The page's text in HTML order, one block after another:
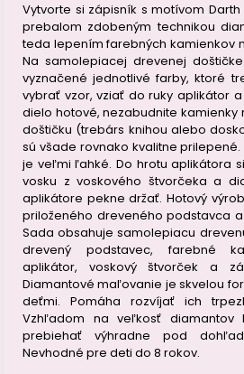
Vytvorte si zápisník s motívom
prebalom zdobeným technikou
teda lepením farebných kamienkov
Na samolepiacej drevenej
vyznačené jednotlivé farby, ktoré
vybrať vzor, vziať do ruky aplikátor
dielo hotové, nezabudnite
doštičku (trebárs knihou alebo
sú všade rovnako kvalitne
je veľmi ľahké. Do hrotu aplikátora
vosku z voskového štvorčeka a
aplikátore pekne držať. Hotový
priloženého dreveného podstavca
Sada obsahuje samolepiacu
drevený podstavec, farebné
aplikátor, voskový štvorček a
Diamantové maľovanie je skvelou
deťmi. Pomáha rozvíjať ich
Vzhľadom na veľkosť
prebiehať výhradne pod
Nevhodné pre deti do 8 rokov.